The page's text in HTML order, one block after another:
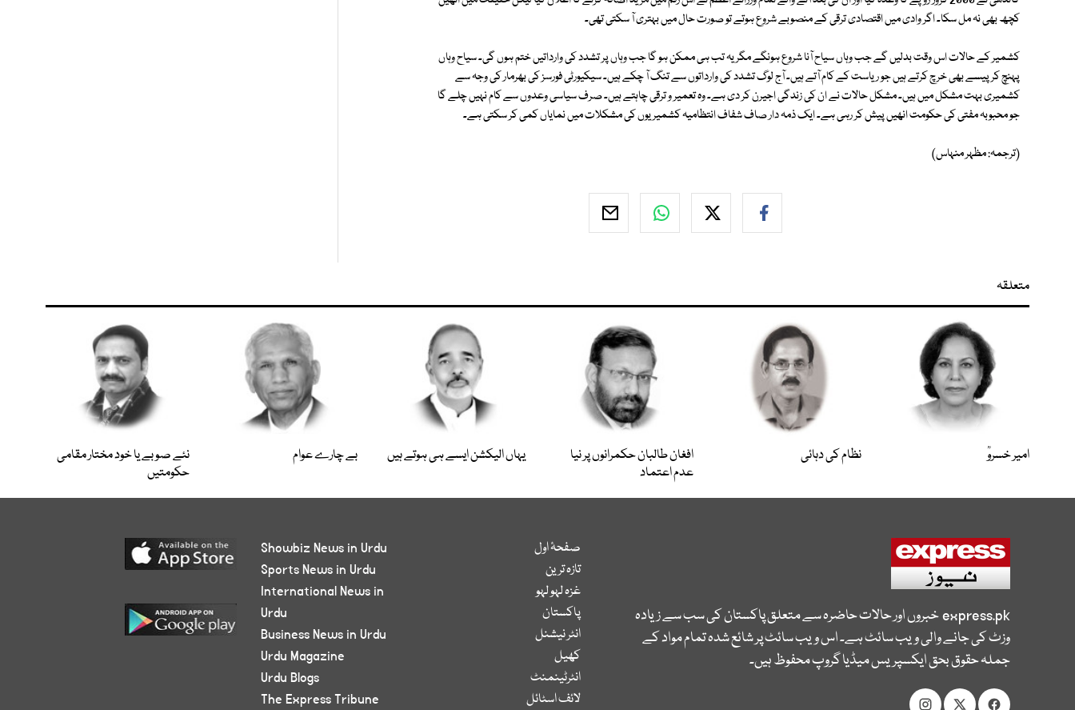
کچھ بھی نہ مل سکا۔ اگر وادی میں اقتصادی ترقی کے منصوبے شروع ہوتے تو صورت حال میں بہتری آ سکتی تھی۔
کشمیر کے حالات اس وقت بدلیں گے جب وہاں سیاح آنا شروع ہونگے مگر یہ تب ہی ممکن ہو گا جب وہاں پر تشدد کی وارداتیں ختم ہوں گی۔ سیاح وہاں
پہنچ کر پیسے بھی خرچ کرتے ہیں جو ریاست کے کام آتے ہیں۔ آج لوگ تشدد کی وارداتوں سے تنگ آ چکے ہیں۔ سیکیورٹی فورسز کی بھرمار کی وجہ سے
کشمیری بہت مشکل میں ہیں۔ مشکل حالات نے ان کی زندگی اجیرن کر دی ہے۔ وہ تعمیر و ترقی چاہتے ہیں۔ صرف سیاسی وعدوں سے کام نہیں چلے گا
جو محبوبہ مفتی کی حکومت انھیں پیش کر رہی ہے۔ ایک ذمہ دار صاف شفاف انتظامیہ کشمیریوں کی مشکلات میں نمایاں کمی کر سکتی ہے۔
(ترجمہ: مظہر منہاس)
متعلقہ
امیر خسروؒ نظام کی دہائی
افغان طالبان حکمرانوں پر نیا
عدم اعتماد
یہاں الیکشن ایسے ہی ہوتے ہیں بے چارے عوام
نئے صوبے یا خود مختار مقامی
حکومتیں
express.pkخبروں اور حالات حاضرہ سے متعلق پاکستان کی سب سے زیادہ
وزٹ کی جانے والی ویب سائٹ ہے۔ اس ویب سائٹ پر شائع شدہ تمام مواد کے
جملہ حقوق بحق ایکسپریس میڈیا گروپ محفوظ ہیں۔
صفحۂ اول
تازہ ترین
غزہ لہو لہو
پاکستان
انٹر نیشنل
کھیل
انٹرٹینمنٹ
لائف اسٹائل
Showbiz News in Urdu
Sports News in Urdu
International News in
Urdu
Business News in Urdu
Urdu Magazine
Urdu Blogs
The Express Tribune